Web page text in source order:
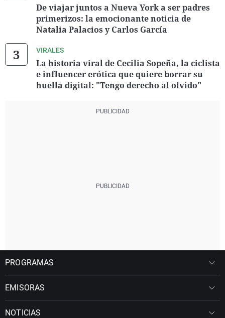
De viajar juntos a Nueva York a ser padres
primerizos: la emocionante noticia de
Natalia Palacios y Carlos García
VIRALES
La historia viral de Cecilia Sopeña, la ciclista
e influencer erótica que quiere borrar su
huella digital: "Tengo derecho al olvido"
PROGRAMAS
EMISORAS
NOTICIAS